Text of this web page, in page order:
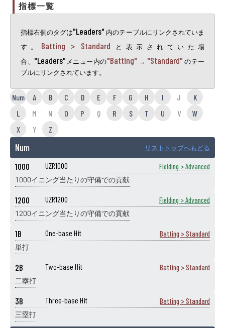
指標一覧
指標右側のタグは"Leaders" 内のテーブルにリンクされていま
す。 Batting > Standard と表示されていた場
合、 "Leaders"メニュー内の"Batting" → "Standard" のテー
ブルにリンクされています。
Num A B C D E F G H I J
K
L
M N O P Q R S T U V
W
X
Y Z
Num リストトップへもどる
1000 UZR1000 Fielding > Advanced
1000イニング当たりの守備での貢献
1200 UZR1200 Fielding > Advanced
1200イニング当たりの守備での貢献
1B One-base Hit Batting > Standard
単打
2B Two-base Hit Batting > Standard
二塁打
3B Three-base Hit Batting > Standard
三塁打